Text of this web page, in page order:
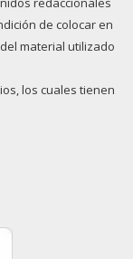
de colocar en
material utilizado
los cuales tienen